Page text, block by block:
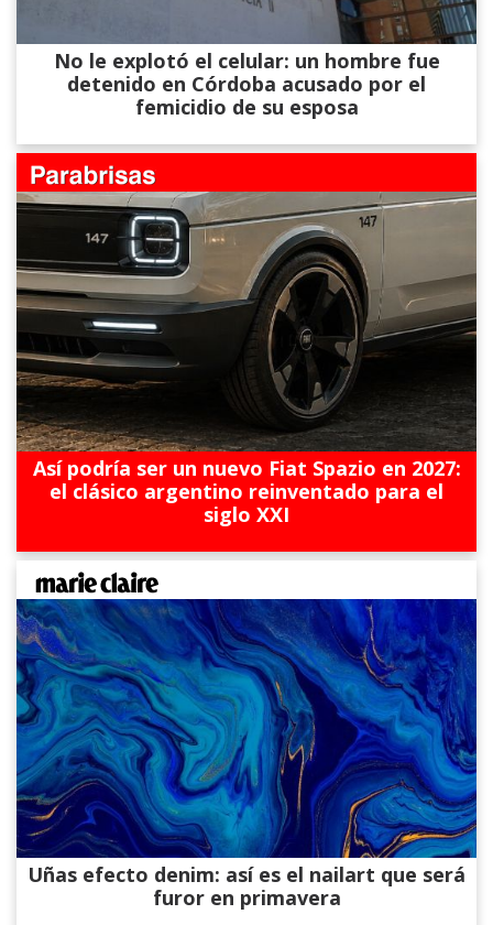
No le explotó el celular: un hombre fue
detenido en Córdoba acusado por el
femicidio de su esposa
Así podría ser un nuevo Fiat Spazio en 2027:
el clásico argentino reinventado para el
siglo XXI
Uñas efecto denim: así es el nailart que será
furor en primavera